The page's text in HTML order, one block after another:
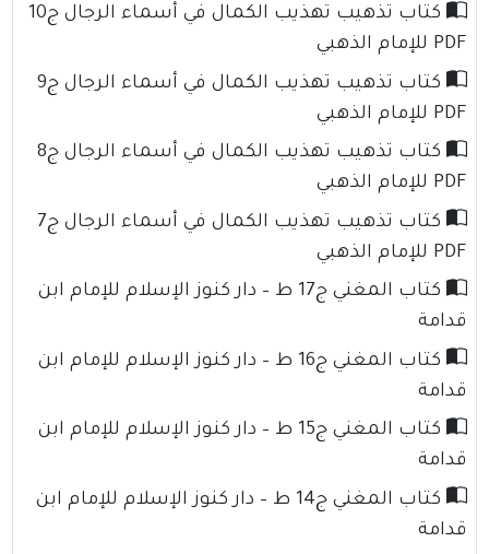
كتاب تذهيب تهذيب الكمال في أسماء الرجال ج10
PDF للإمام الذهبي
كتاب تذهيب تهذيب الكمال في أسماء الرجال ج9
PDF للإمام الذهبي
كتاب تذهيب تهذيب الكمال في أسماء الرجال ج8
PDF للإمام الذهبي
كتاب تذهيب تهذيب الكمال في أسماء الرجال ج7
PDF للإمام الذهبي
كتاب المغني ج17 ط – دار كنوز الإسلام للإمام ابن
قدامة
كتاب المغني ج16 ط – دار كنوز الإسلام للإمام ابن
قدامة
كتاب المغني ج15 ط – دار كنوز الإسلام للإمام ابن
قدامة
كتاب المغني ج14 ط – دار كنوز الإسلام للإمام ابن
قدامة